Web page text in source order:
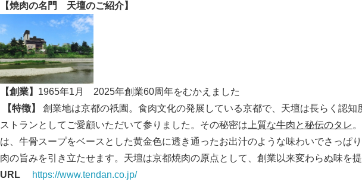
【焼肉の名門 天壇のご紹介】
【創業】 1965年1月 2025年創業60周年をむかえました
【特徴】 創業地は京都の祇園。食肉文化の発展している京都で、天壇は長らく認知
ストランとしてご愛顧いただいて参りました。その秘密は 上質な牛肉と秘伝のタレ
は、牛骨スープをベースとした黄金色に透き通ったお出汁のような味わいでさっぱり
肉の旨みを引き立たせます。天壇は京都焼肉の原点として、創業以来変わらぬ味を提
URL
https://www.tendan.co.jp/